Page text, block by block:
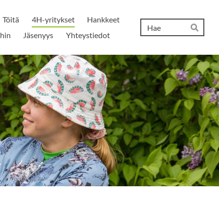
Töitä 4H-yritykset
Hankkeet
Jäsenyys Yhteystiedot Hae